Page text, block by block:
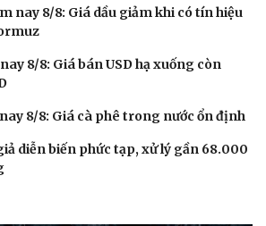
nay 8/8: Giá dầu giảm khi có tín hiệu
8/8: Giá bán USD hạ xuống còn
8/8: Giá cà phê trong nước ổn định
diễn biến phức tạp, xử lý gần 68.000